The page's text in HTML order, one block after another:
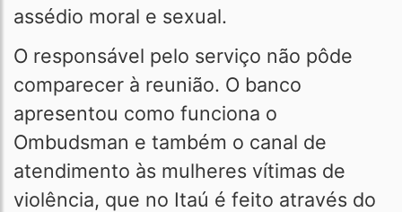
assédio moral e sexual.
O responsável pelo serviço não pôde
comparecer à reunião. O banco
apresentou como funciona o
Ombudsman e também o canal de
atendimento às mulheres vítimas de
violência, que no Itaú é feito através do